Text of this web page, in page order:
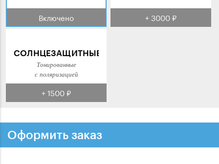
Включено + 3000 ₽
СОЛНЦЕЗАЩИТНЫЕ
Тонированные
с поляризацией
+ 1500 ₽
Оформить заказ